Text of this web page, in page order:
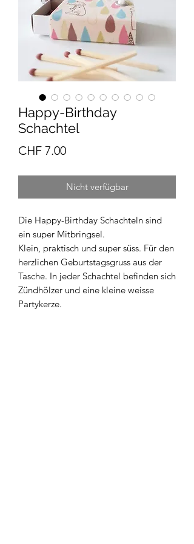
Happy-Birthday
Schachtel
CHF 7.00Preis
Nicht verfügbar
Die Happy-Birthday Schachteln sind
ein super Mitbringsel.
Klein, praktisch und super süss. Für den
herzlichen Geburtstagsgruss aus der
Tasche. In jeder Schachtel befinden sich
Zündhölzer und eine kleine weisse
Partykerze.